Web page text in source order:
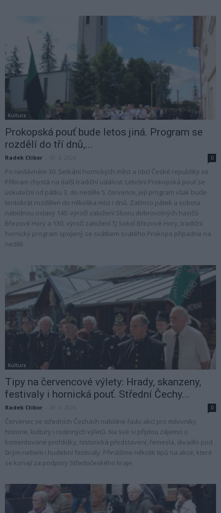
Kultura
Prokopská pouť bude letos jiná. Program se
rozdělí do tří dnů,...
Radek Ctibor 0
Po nedávném 30. Setkání hornických měst a obcí České republiky se
Příbram chystá na další tradiční událost. Letošní Prokopská pouť se
uskuteční od pátku 3. do neděle 5. července, její program však bude
tentokrát rozdělen do několika míst i dnů. Zatímco pátek a sobota
nabídnou oslavy 140. výročí založení Sboru dobrovolných hasičů
Březové Hory a 130. výročí založení TJ Sokol Březové Hory, tradiční
hornický program spojený se svátkem svatého Prokopa připadne na
neděli.
Kultura
Tipy na červencové výlety: Hrady, skanzeny,
festivaly i hornická pouť. Střední Čechy...
Radek Ctibor 0
Červenec ve středních Čechách nabídne řadu akcí pro milovníky
historie, kultury i rodinných výletů. Na své si přijdou zájemci o
komentované prohlídky, historická představení, řemesla, divadlo pod
širým nebem i hudební festivaly. Přinášíme několik tipů na akce, které
se konají za podpory Středočeského kraje.